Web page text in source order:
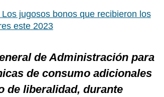
jugosos bonos que recibieron los
este 2023
de Administración para
de consumo adicionales
de liberalidad, durante